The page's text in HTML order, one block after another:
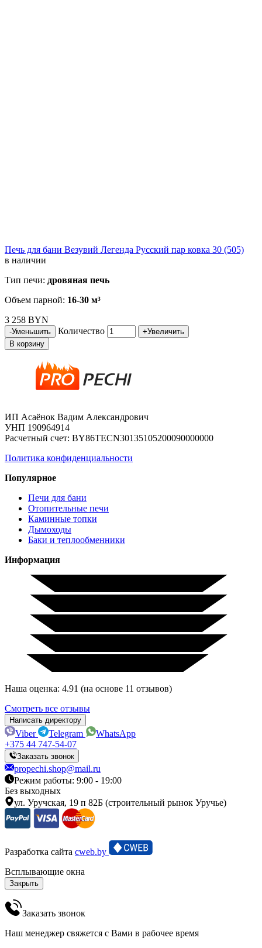
Печь для бани Везувий Легенда Русский пар ковка 30 (505)
в наличии
Тип печи: дровяная печь
Объем парной: 16-30 м³
3 258 BYN
-Уменьшить Количество +Увеличить
В корзину
ИП Асаёнок Вадим Александрович
УНП 190964914
Расчетный счет: BY86TECN30135105200090000000
Политика конфиденциальности
Популярное
Печи для бани
Отопительные печи
Каминные топки
Дымоходы
Баки и теплообменники
Информация
Наша оценка: 4.91 (на основе 11 отзывов)
Смотреть все отзывы
Написать директору
Viber Telegram
WhatsApp
+375 44 747-54-07
Заказать звонок
propechi.shop@mail.ru
Режим работы: 9:00 - 19:00
Без выходных
ул. Уручская, 19 п 82Б (строительный рынок Уручье)
Разработка сайта cweb.by
Всплывающие окна
Закрыть
Заказать звонок
Наш менеджер свяжется с Вами в рабочее время